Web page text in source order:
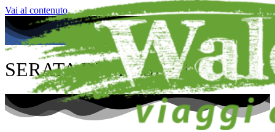
Vai al contenuto
SERATA DI PRESENTAZIONE